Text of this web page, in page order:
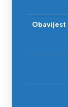
Obavijest